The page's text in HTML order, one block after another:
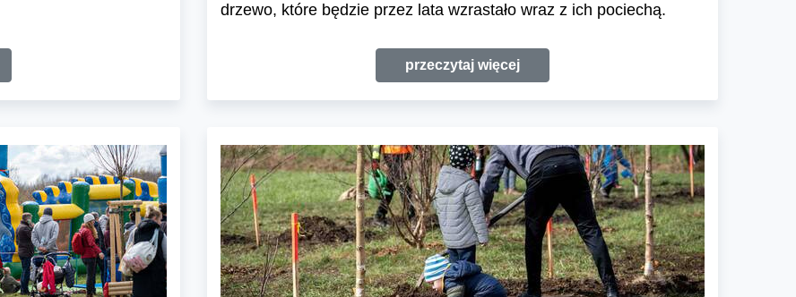
drzewo, które będzie przez lata wzrastało wraz z ich pociechą.
przeczytaj więcej